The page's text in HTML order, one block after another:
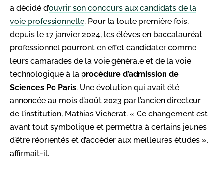
a décidé d’ouvrir son concours aux candidats de la
voie professionnelle. Pour la toute première fois,
depuis le 17 janvier 2024, les élèves en baccalauréat
professionnel pourront en effet candidater comme
leurs camarades de la voie générale et de la voie
technologique à la procédure d’admission de
Sciences Po Paris. Une évolution qui avait été
annoncée au mois d’août 2023 par l’ancien directeur
de l’institution, Mathias Vicherat. « Ce changement est
avant tout symbolique et permettra à certains jeunes
d’être réorientés et d’accéder aux meilleures études »,
affirmait-il.